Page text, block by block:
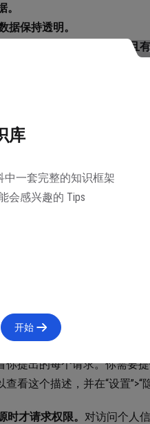
据保持透明。
远程服务器之间的耗时且
遵守安全保护最佳实践。
类型提供加密和密钥管理。
示例：
财务、联系方式和其他可识
信息、日历数据、联系人
备、家庭自动化功能、无线
面估算、图像锚定和世界跟
App 跟踪
提出的每个请求。你需要
看这个描述，并在“设置”>“
时才请求权限。 对访问个人
库
中一套完整的知识框架
会感兴趣的 Tips
开始